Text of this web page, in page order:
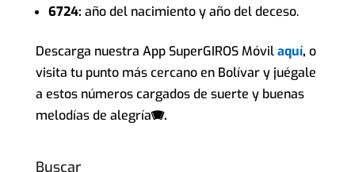
6724: año del nacimiento y año del deceso.
Descarga nuestra App SuperGIROS Móvilaquí, o
visita tu punto más cercano en Bolívar y juégale
a estos números cargados de suerte y buenas
melodías de alegría🪗.
Buscar